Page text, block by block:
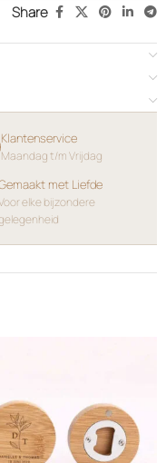
Share
Klantenservice
Maandag t/m Vrijdag
met Liefde
elke bijzondere